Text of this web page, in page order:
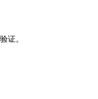
证。